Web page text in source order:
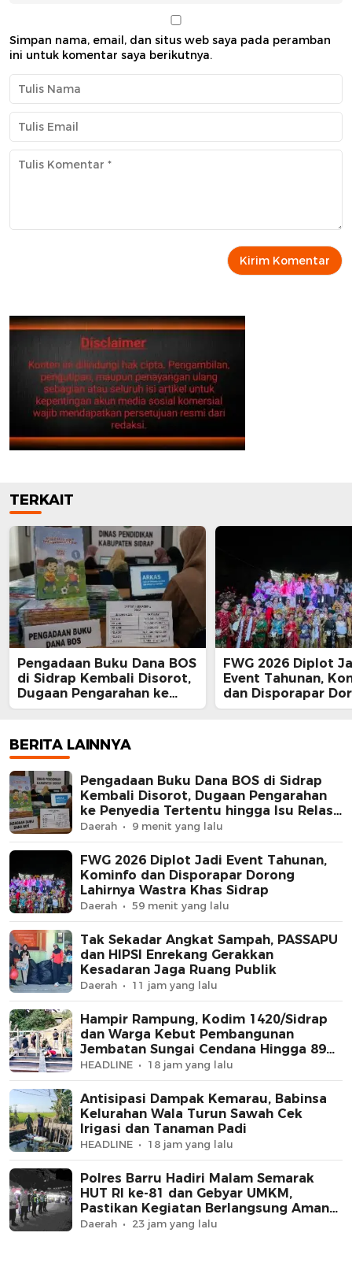
Simpan nama, email, dan situs web saya pada peramban
ini untuk komentar saya berikutnya.
TERKAIT
Pengadaan Buku Dana BOS
di Sidrap Kembali Disorot,
Dugaan Pengarahan ke
Penyedia Tertentu hingga
Pejabat Mengemuka
FWG 2026 Diplot
Event Tahunan,
dan Disporapar
Lahirnya Wastra
BERITA LAINNYA
Pengadaan Buku Dana BOS di Sidrap
Kembali Disorot, Dugaan Pengarahan
ke Penyedia Tertentu hingga Isu Relasi
Keluarga Pejabat Mengemuka
Daerah 9 menit yang lalu
FWG 2026 Diplot Jadi Event Tahunan,
Kominfo dan Disporapar Dorong
Lahirnya Wastra Khas Sidrap
Daerah 59 menit yang lalu
Tak Sekadar Angkat Sampah, PASSAPU
dan HIPSI Enrekang Gerakkan
Kesadaran Jaga Ruang Publik
Daerah 11 jam yang lalu
Hampir Rampung, Kodim 1420/Sidrap
dan Warga Kebut Pembangunan
Jembatan Sungai Cendana Hingga 89
Persen
HEADLINE 18 jam yang lalu
Antisipasi Dampak Kemarau, Babinsa
Kelurahan Wala Turun Sawah Cek
Irigasi dan Tanaman Padi
HEADLINE 18 jam yang lalu
Polres Barru Hadiri Malam Semarak
HUT RI ke-81 dan Gebyar UMKM,
Pastikan Kegiatan Berlangsung Aman
dan Kondusif
Daerah 23 jam yang lalu